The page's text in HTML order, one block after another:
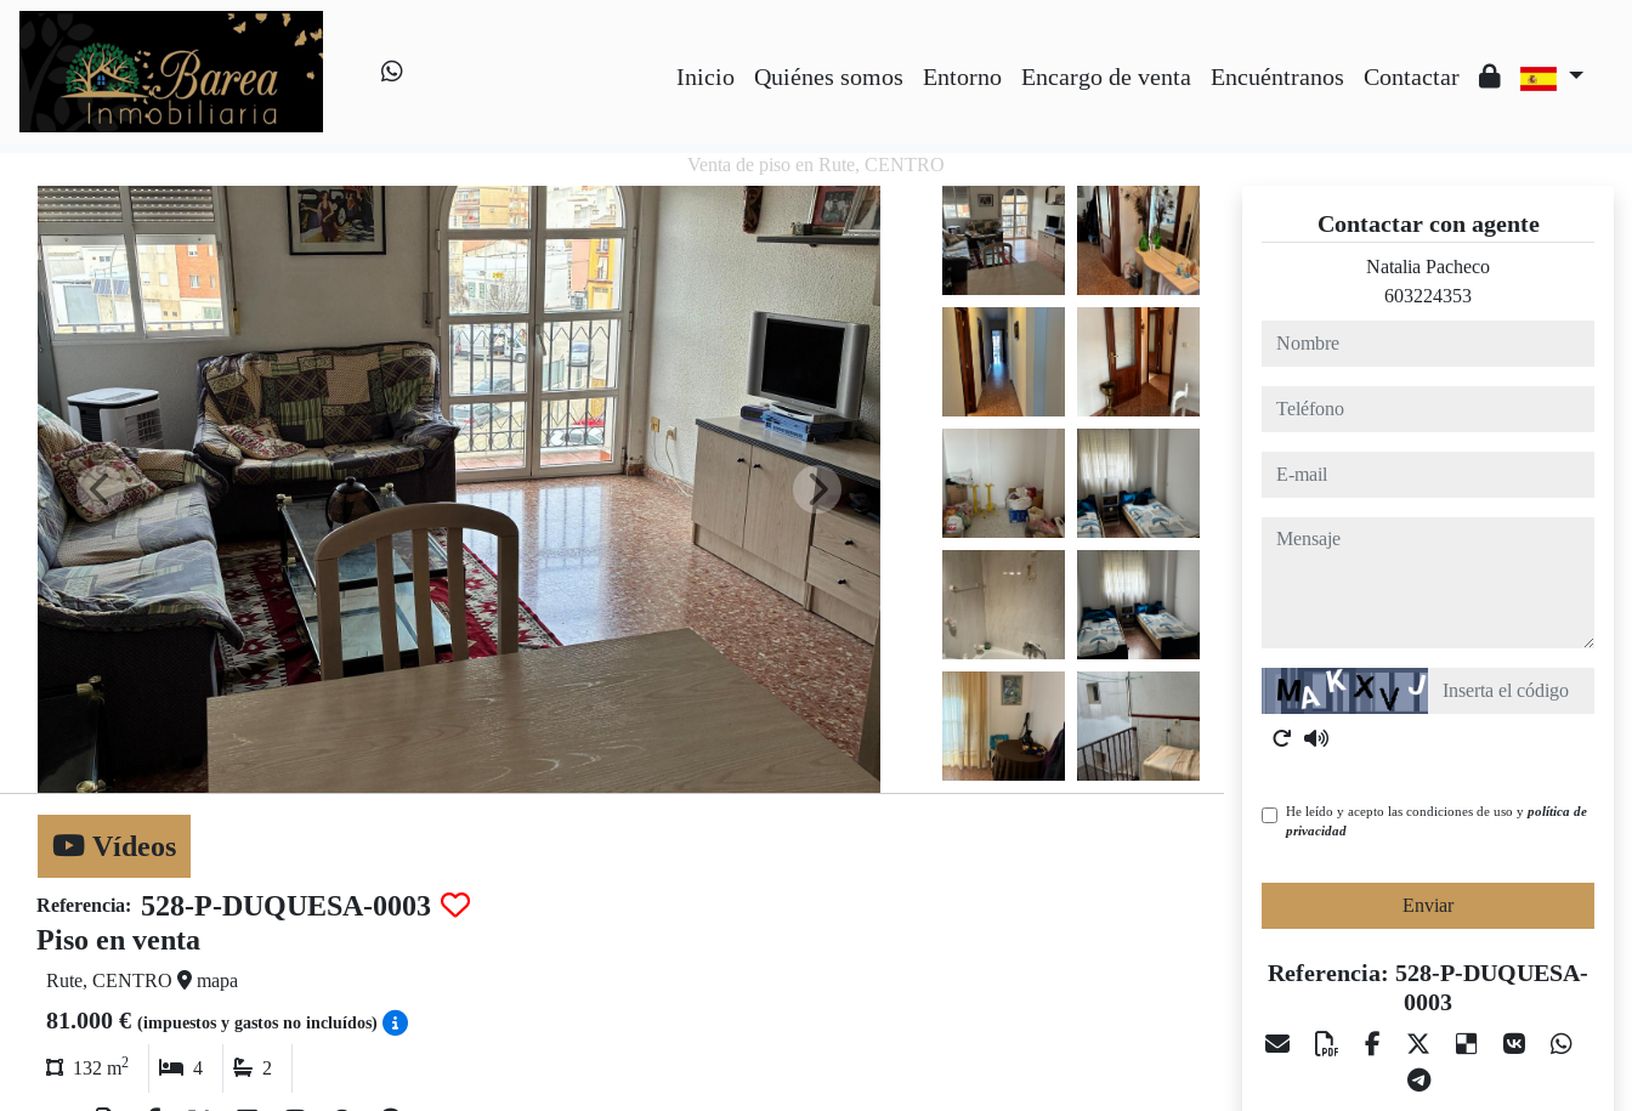
Inicio Quiénes somos Entorno Encargo de venta Encuéntranos Contactar
Venta de piso en Rute, CENTRO
Vídeos
Referencia: 528-P-DUQUESA-0003
Piso en venta
Rute, CENTRO mapa
81.000 € (impuestos y gastos no incluídos)
132 m2 4 2
Contactar con agente
Natalia Pacheco
603224353
nombre
teléfono
e-mail
mensaje
Captcha
He leído y acepto las condiciones de uso y política de
privacidad
Enviar
Referencia: 528-P-DUQUESA-
0003